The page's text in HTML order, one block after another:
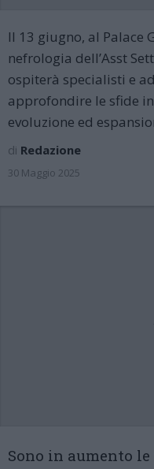
Il 13 giugno, al Palace
nefrologia dell’Asst
ospiterà specialisti e
approfondire le sfide
evoluzione ed
di Redazione
30 Maggio 2025
Sono in aumento